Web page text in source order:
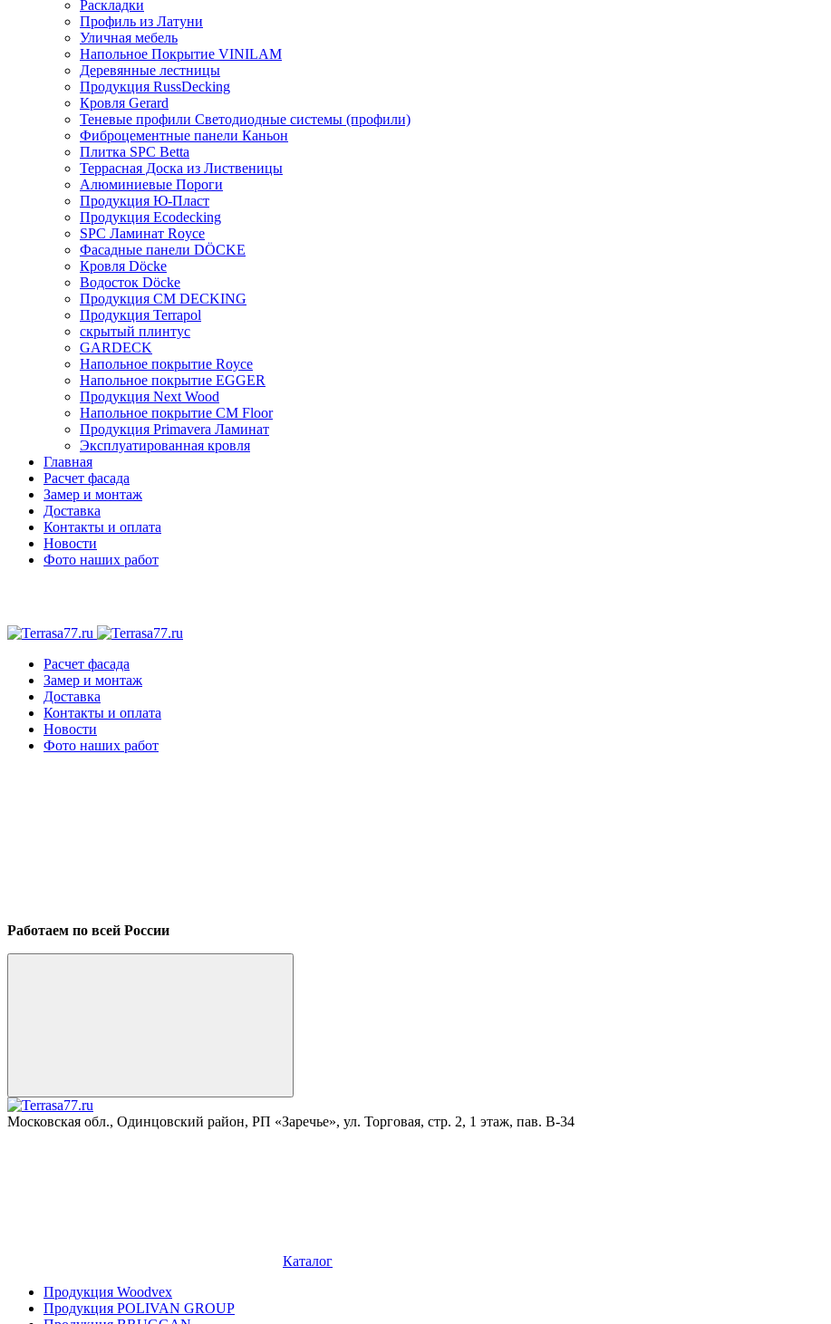
Раскладки
Профиль из Латуни
Уличная мебель
Напольное Покрытие VINILAM
Деревянные лестницы
Продукция RussDecking
Кровля Gerard
Теневые профили Светодиодные системы (профили)
Фиброцементные панели Каньон
Плитка SPC Betta
Террасная Доска из Лиственицы
Алюминиевые Пороги
Продукция Ю-Пласт
Продукция Ecodecking
SPC Ламинат Royce
Фасадные панели DÖCKE
Кровля Döcke
Водосток Döcke
Продукция CM DECKING
Продукция Terrapol
скрытый плинтус
GARDECK
Напольное покрытие Royce
Напольное покрытие EGGER
Продукция Next Wood
Напольное покрытие CM Floor
Продукция Primavera Ламинат
Эксплуатированная кровля
Главная
Расчет фасада
Замер и монтаж
Доставка
Контакты и оплата
Новости
Фото наших работ
Расчет фасада
Замер и монтаж
Доставка
Контакты и оплата
Новости
Фото наших работ
Работаем по всей России
Московская обл., Одинцовский район, РП «Заречье», ул. Торговая, стр. 2, 1 этаж, пав. B-34
Каталог
Продукция Woodvex
Продукция POLIVAN GROUP